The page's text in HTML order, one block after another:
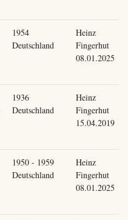
1954
Deutschland
Heinz
Fingerhut
08.01.2025
1936
Deutschland
Heinz
Fingerhut
15.04.2019
1950 - 1959
Deutschland
Heinz
Fingerhut
08.01.2025